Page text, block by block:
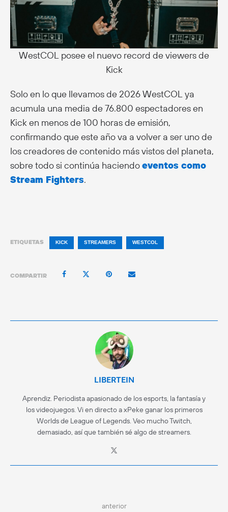
WestCOL posee el nuevo record de viewers de
Kick
Solo en lo que llevamos de 2026 WestCOL ya
acumula una media de 76.800 espectadores en
Kick en menos de 100 horas de emisión,
confirmando que este año va a volver a ser uno de
los creadores de contenido más vistos del planeta,
sobre todo si continúa haciendoeventos como
Stream Fighters.
ETIQUETAS KICK STREAMERS WESTCOL
COMPARTIR
LIBERTEIN
Aprendiz. Periodista apasionado de los esports, la fantasía y
los videojuegos. Vi en directo a xPeke ganar los primeros
Worlds de League of Legends. Veo mucho Twitch,
demasiado, así que también sé algo de streamers.
anterior